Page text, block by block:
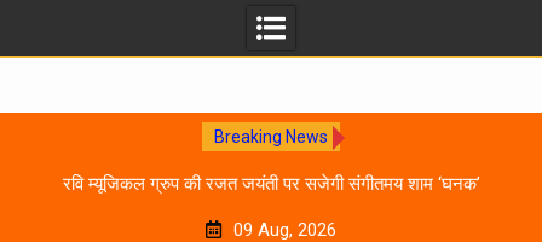
Breaking News
रवि म्यूजिकल ग्रुप की रजत जयंती पर सजेगी संगीतमय शाम ‘घनक’
09 Aug, 2026